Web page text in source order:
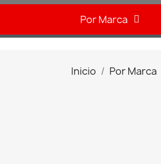
Por Marca
Inicio Por Marca